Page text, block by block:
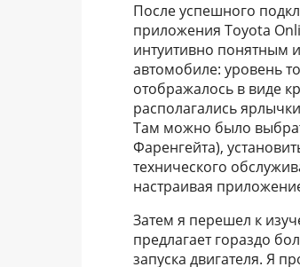
После успешного
приложения Toyota
интуитивно понятным
автомобиле: уровень
отображалось в виде
располагались
Там можно было
Фаренгейта),
технического
настраивая
Затем я перешел к
предлагает гораздо
запуска двигателя. Я